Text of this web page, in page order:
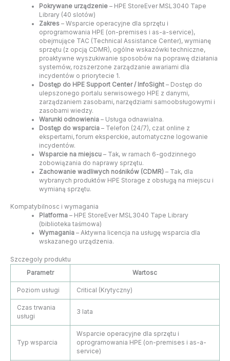
Pokrywane urządzenie– HPE StoreEver MSL3040 Tape
Library (40 slotów)
Zakres– Wsparcie operacyjne dla sprzętu i
oprogramowania HPE (on-premises i as-a-service),
obejmujące TAC (Technical Assistance Center), wymianę
sprzętu (z opcją CDMR), ogólne wskazówki techniczne,
proaktywne wyszukiwanie sposobów na poprawę działania
systemów, rozszerzone zarządzanie awariami dla
incydentów o priorytecie 1.
Dostęp do HPE Support Center / InfoSight– Dostęp do
ulepszonego portalu serwisowego HPE z danymi,
zarządzaniem zasobami, narzędziami samoobsługowymi i
zasobami wiedzy.
Warunki odnowienia– Usługa odnawialna.
Dostęp do wsparcia– Telefon (24/7), czat online z
ekspertami, forum eksperckie, automatyczne logowanie
incydentów.
Wsparcie na miejscu– Tak, w ramach 6-godzinnego
zobowiązania do naprawy sprzętu.
Zachowanie wadliwych nośników (CDMR)– Tak, dla
wybranych produktów HPE Storage z obsługą na miejscu i
wymianą sprzętu.
Kompatybilnosc i wymagania
Platforma– HPE StoreEver MSL3040 Tape Library
(biblioteka taśmowa)
Wymagania– Aktywna licencja na usługę wsparcia dla
wskazanego urządzenia.
Szczegoly produktu
Parametr
Wartosc
Poziom usługi Critical (Krytyczny)
Czas trwania
usługi
3 lata
Typ wsparcia
Wsparcie operacyjne dla sprzętu i
oprogramowania HPE (on-premises i as-a-
service)